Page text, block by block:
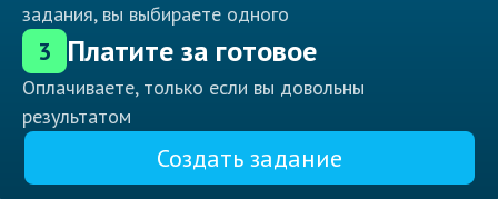
задания, вы выбираете одного
3 Платите за готовое
Оплачиваете, только если вы довольны
результатом
Создать задание